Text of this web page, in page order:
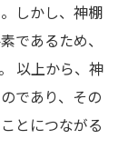
しかし、神棚
であるため、
以上から、神
であり、その
とにつながる